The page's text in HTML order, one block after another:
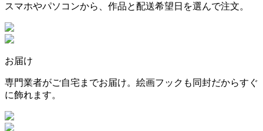
スマホやパソコンから、作品と配送希望日を選んで注文。
お届け
専門業者がご自宅までお届け。絵画フックも同封だからすぐ
に飾れます。